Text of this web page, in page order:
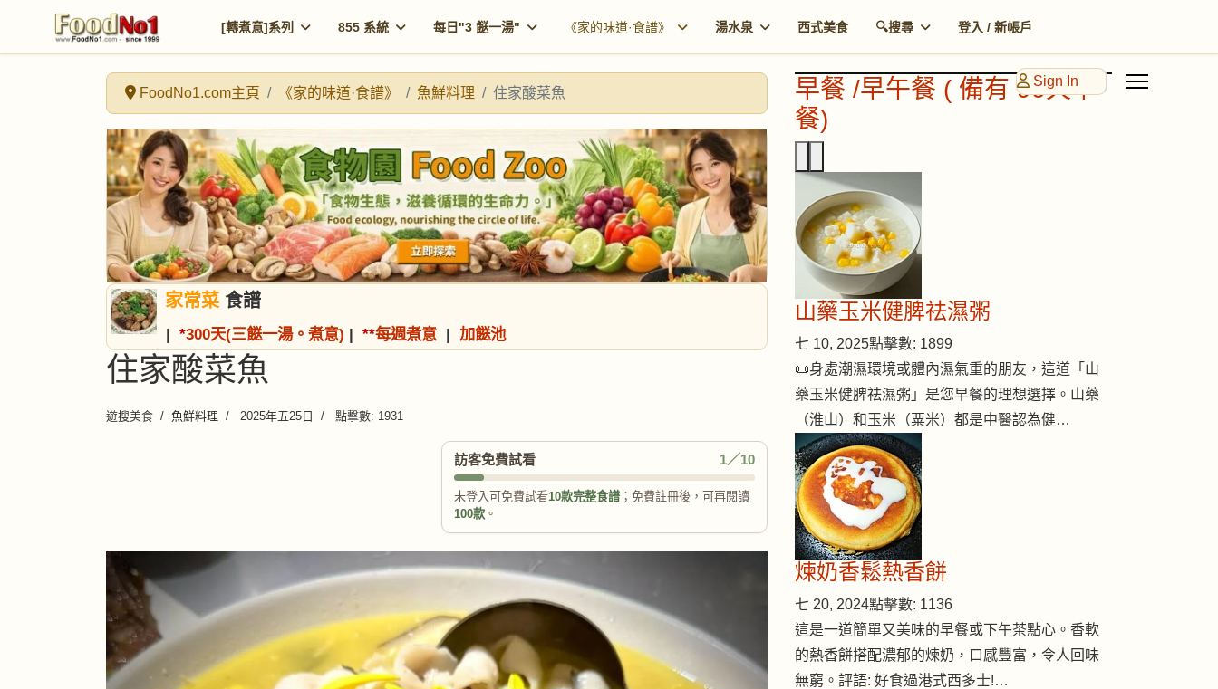
[轉煮意]系列 855 系統 每日"3 餸一湯" 《家的味道·食譜》 湯水泉 西式美食 🔍搜尋 登入 / 新帳戶
Sign In
FoodNo1.com主頁 《家的味道·食譜》 魚鮮料理 住家酸菜魚
家常菜 食譜
| *300天(三餸一湯。煮意) | **每週煮意 | 加餸池
住家酸菜魚
遊搜美食 魚鮮料理 2025年五25日 點擊數: 1931
訪客免費試看 1／10
未登入可免費試看10款完整食譜 ；免費註冊後，可再閱讀
100款 。
早餐 /早午餐 ( 備有 90天早
餐)
山藥玉米健脾祛濕粥
七 10, 2025點擊數: 1899
📜身處潮濕環境或體內濕氣重的朋友，這道「山
藥玉米健脾祛濕粥」是您早餐的理想選擇。山藥
（淮山）和玉米（粟米）都是中醫認為健…
煉奶香鬆熱香餅
七 20, 2024點擊數: 1136
這是一道簡單又美味的早餐或下午茶點心。香軟
的熱香餅搭配濃郁的煉奶，口感豐富，令人回味
無窮。評語: 好食過港式西多士!…